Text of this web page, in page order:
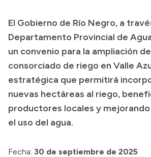
Presupuesto
Boletín Oficial
Compras y licitaciones
Consulta de expedientes
Consulta de pago a proveedores
Convocatorias
Login
El Gobierno de Río Negro, a
Departamento Provincial de
un convenio para la ampliación
consorciado de riego en Valle
estratégica que permitirá
nuevas hectáreas al riego,
productores locales y
el uso del agua.
Fecha: 30 de septiembre de 2025